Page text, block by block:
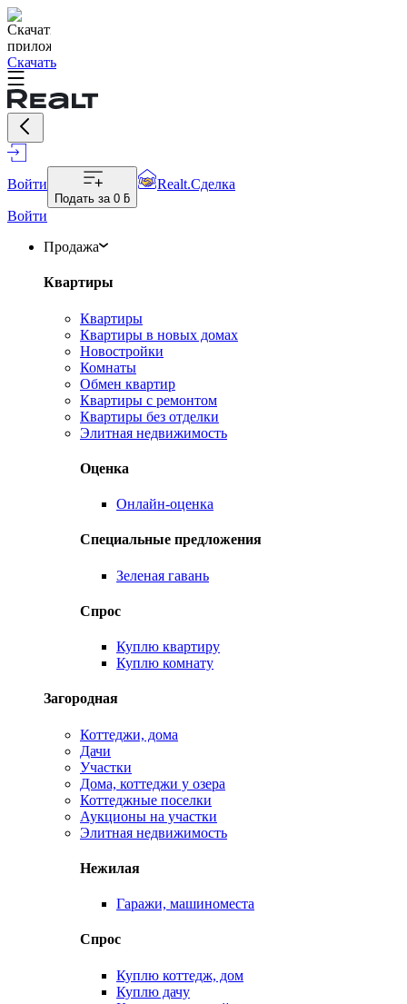
Скачать
Войти
Подать за 0 ƃ
Realt.Сделка
Войти
Продажа
Квартиры
Квартиры
Квартиры в новых домах
Новостройки
Комнаты
Обмен квартир
Квартиры с ремонтом
Квартиры без отделки
Элитная недвижимость
Оценка
Онлайн-оценка
Специальные предложения
Зеленая гавань
Спрос
Куплю квартиру
Куплю комнату
Загородная
Коттеджи, дома
Дачи
Участки
Дома, коттеджи у озера
Коттеджные поселки
Аукционы на участки
Элитная недвижимость
Нежилая
Гаражи, машиноместа
Спрос
Куплю коттедж, дом
Куплю дачу